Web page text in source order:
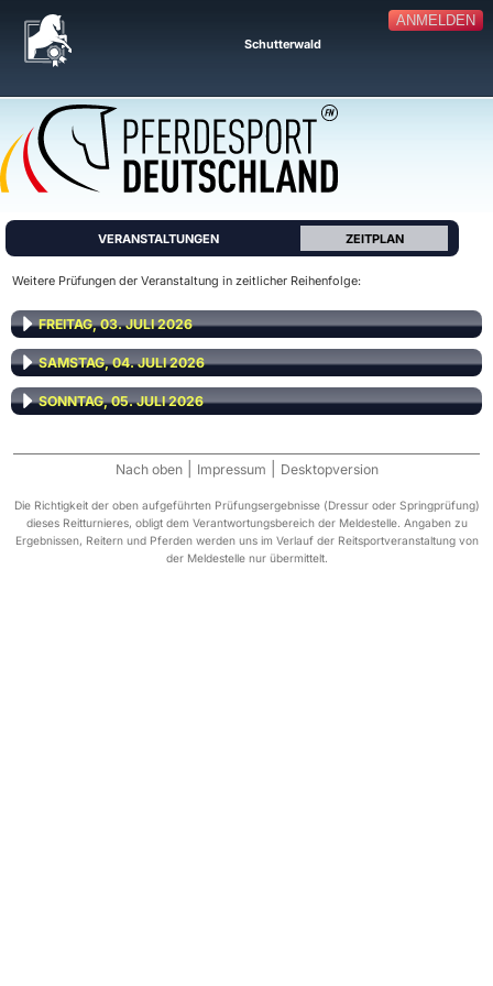
ANMELDEN
Schutterwald
VERANSTALTUNGEN ZEITPLAN
Weitere Prüfungen der Veranstaltung in zeitlicher Reihenfolge:
FREITAG, 03. JULI 2026
SAMSTAG, 04. JULI 2026
SONNTAG, 05. JULI 2026
Nach oben Impressum Desktopversion
Die Richtigkeit der oben aufgeführten Prüfungsergebnisse (Dressur oder Springprüfung)
dieses Reitturnieres, obligt dem Verantwortungsbereich der Meldestelle. Angaben zu
Ergebnissen, Reitern und Pferden werden uns im Verlauf der Reitsportveranstaltung von
der Meldestelle nur übermittelt.